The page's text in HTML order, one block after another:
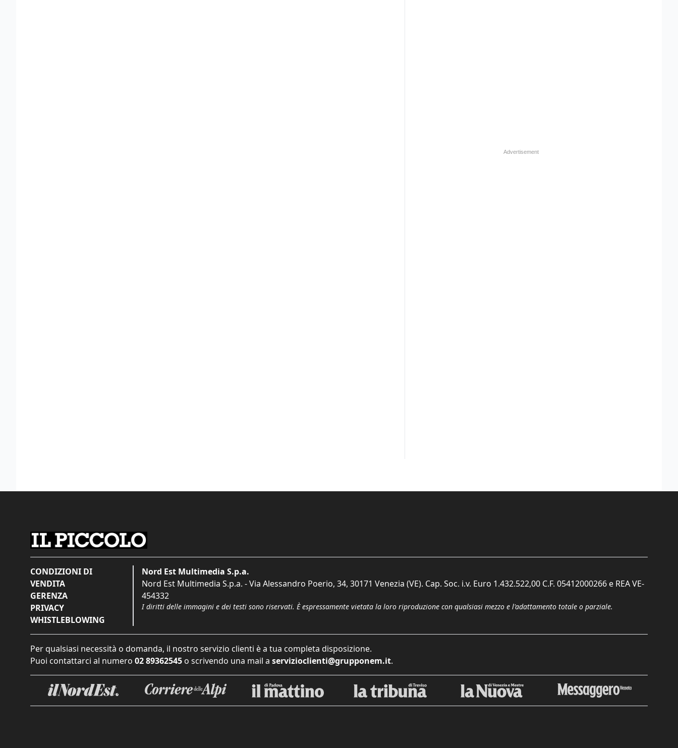
CONDIZIONI DI
VENDITA
GERENZA
PRIVACY
WHISTLEBLOWING
Nord Est Multimedia S.p.a.
Nord Est Multimedia S.p.a. - Via Alessandro Poerio, 34, 30171 Venezia (VE). Cap. Soc. i.v. Euro 1.432.522,00 C.F. 05412000266 e REA VE-
454332
I diritti delle immagini e dei testi sono riservati. È espressamente vietata la loro riproduzione con qualsiasi mezzo e l'adattamento totale o parziale.
Per qualsiasi necessità o domanda, il nostro servizio clienti è a tua completa disposizione.
Puoi contattarci al numero 02 89362545 o scrivendo una mail a servizioclienti@grupponem.it.